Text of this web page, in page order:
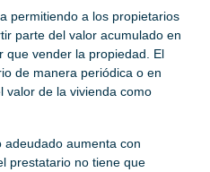
permitiendo a los propietarios
parte del valor acumulado en
que vender la propiedad. El
de manera periódica o en
valor de la vivienda como
adeudado aumenta con
prestatario no tiene que